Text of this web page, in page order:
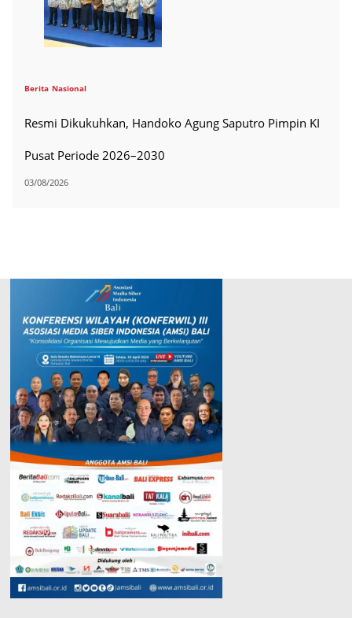
Berita Nasional
Resmi Dikukuhkan, Handoko Agung Saputro Pimpin KI
Pusat Periode 2026–2030
03/08/2026